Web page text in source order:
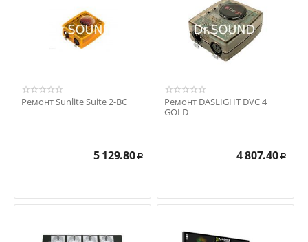
Ремонт Sunlite Suite 2-BC
5 129.80 Р
Ремонт DASLIGHT DVC 4
GOLD
4 807.40 Р